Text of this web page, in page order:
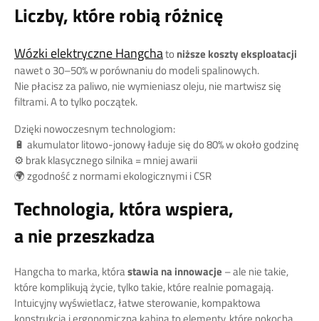
Liczby, które robią różnicę
Wózki elektryczne Hangchatoniższe koszty eksploatacji
nawet o 30–50% w porównaniu do modeli spalinowych.
Nie płacisz za paliwo, nie wymieniasz oleju, nie martwisz się
filtrami. A to tylko początek.
Dzięki nowoczesnym technologiom:
🔋 akumulator litowo-jonowy ładuje się do 80% w około godzinę
⚙️ brak klasycznego silnika = mniej awarii
🌍 zgodność z normami ekologicznymi i CSR
Technologia, która wspiera,
a nie przeszkadza
Hangcha to marka, którastawia na innowacje – ale nie takie,
które komplikują życie, tylko takie, które realnie pomagają.
Intuicyjny wyświetlacz, łatwe sterowanie, kompaktowa